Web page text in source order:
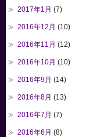
2017年1月 (7)
2016年12月 (10)
2016年11月 (12)
2016年10月 (10)
2016年9月 (14)
2016年8月 (13)
2016年7月 (7)
2016年6月 (8)